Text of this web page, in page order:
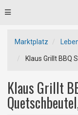
Toggle
Marktplatz
Klaus Grillt BBQ
Klaus Grillt